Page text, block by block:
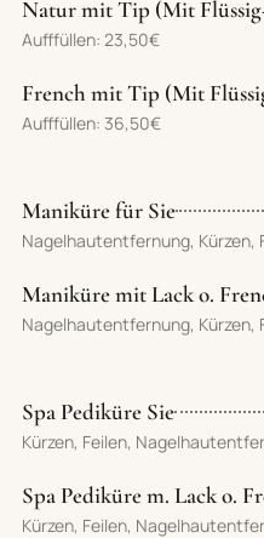
Natur mit Tip (Mit
Aufffüllen: 23,50€
French mit Tip (Mit
Aufffüllen: 36,50€
Maniküre für Sie
Nagelhautentfernung, Kürzen,
Maniküre mit Lack o.
Nagelhautentfernung, Kürzen,
Spa Pediküre Sie
Kürzen, Feilen,
Spa Pediküre m. Lack o.
Kürzen, Feilen,